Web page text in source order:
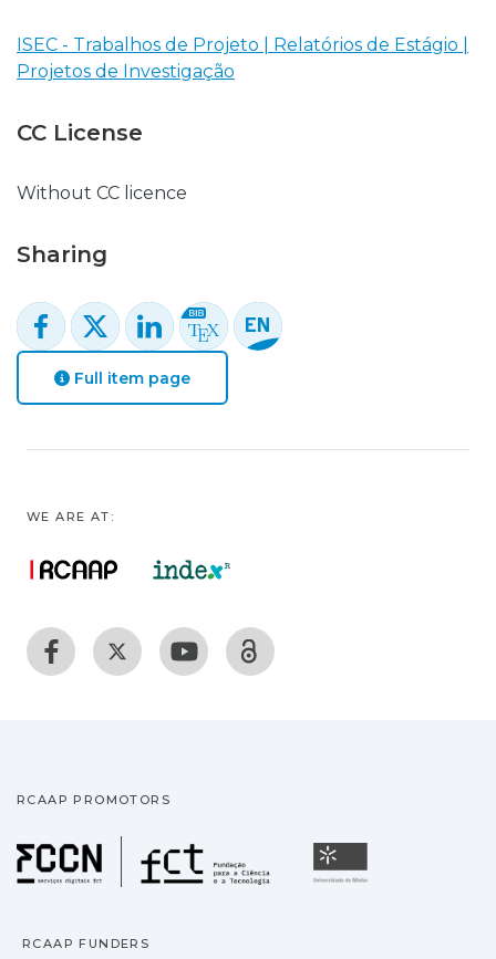
ISEC - Trabalhos de Projeto | Relatórios de Estágio |
Projetos de Investigação
CC License
Without CC licence
Sharing
Full item page
WE ARE AT:
RCAAP PROMOTORS
Fundação para a
RCAAP FUNDERS